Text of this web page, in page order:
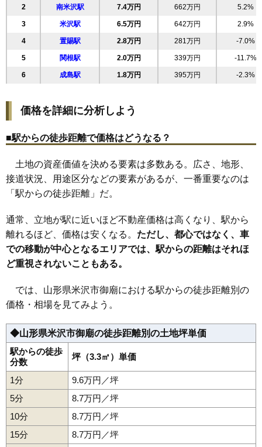
20 城南 7.5万円 687万円 4.4%
21 花沢町 7.5万円 673万円 5.5%
22 東大通 7.5万円 493万円 9.3%
23 舘山 7.3万円 484万円 5.3%
24 福田町 7.3万円 747万円 4.4%
26 竹井 6.2万円
28 下花沢 6.1万円 605万円 1.9%
29 通町 6.0万円 639万円 5.3%
30 塩井町 5.7万円 563万円 0.9%
31 吾妻町
32 アルカディア 5.3万円 3,197万円 5.5%
33 桜木町 5.1万円 845万円 -6.9%
34 太田町 5.0万円 452万円 -0.7%
35 泉町 4.8万円
37 遠山町
39 吹屋敷町 4.6万円 260万円
40
41
42 三沢
43 川井 4.0万円
44 八幡原 3.9万円
45 笹野 3.8万円
2 南米沢駅 7.4万円 662万円 5.2%
3 米沢駅 6.5万円 642万円 2.9%
4 置賜駅 2.8万円 281万円 -7.0%
5 関根駅 2.0万円 339万円 -11.7%
6 成島駅 1.8万円 395万円 -2.3%
価格を詳細に分析しよう
■駅からの徒歩距離で価格はどうなる？
土地の資産価値を決める要素は多数ある。広さ、地形、
接道状況、用途区分などの要素があるが、一番重要なのは
「駅からの徒歩距離」だ。
通常、立地が駅に近いほど不動産価格は高くなり、駅から
離れるほど、価格は安くなる。 ただし、都心ではなく、車
での移動が中心となるエリアでは、駅からの距離はそれほ
ど重視されないこともある。
では、山形県米沢市御廟における駅からの徒歩距離別の
価格・相場を見てみよう。
◆山形県米沢市御廟の徒歩距離別の土地坪単価
駅からの徒歩
分数
坪（3.3㎡）単価
1分
9.6万円／坪
5分
8.7万円／坪
10分
8.7万円／坪
15分
8.7万円／坪